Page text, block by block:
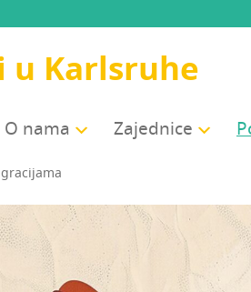
u Karlsruhe
O nama Zajed­ni­ce